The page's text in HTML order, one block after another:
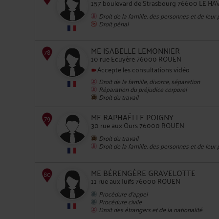
76
157 boulevard de Strasbourg 76600 LE
Droit de la famille, des personnes et de
Droit pénal
ME ISABELLE LEMONNIER
10 rue Ecuyère 76000 ROUEN
Accepte les consultations vidéo
Droit de la famille, divorce, séparation
Réparation du préjudice corporel
Droit du travail
ME RAPHAËLLE POIGNY
30 rue aux Ours 76000 ROUEN
Droit du travail
Droit de la famille, des personnes et de
ME BÉRENGÈRE GRAVELOTTE
11 rue aux Juifs 76000 ROUEN
Procédure d'appel
Procédure civile
Droit des étrangers et de la nationalité